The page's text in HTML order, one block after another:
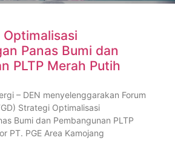
Panas Bumi dan
PLTP Merah Putih
– DEN menyelenggarakan Forum
Strategi Optimalisasi
Bumi dan Pembangunan PLTP
PT. PGE Area Kamojang